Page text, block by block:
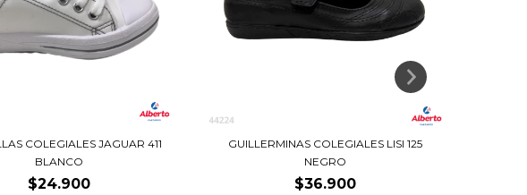
COLEGIALES JAGUAR 411
BLANCO
$24.900
GUILLERMINAS COLEGIALES LISI 125
NEGRO
$36.900